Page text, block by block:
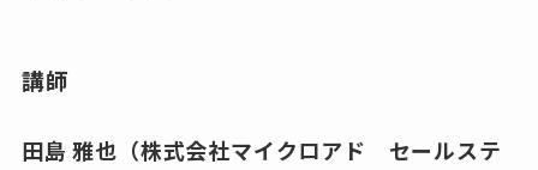
講師
田島 雅也（株式会社マイクロアド セールステ